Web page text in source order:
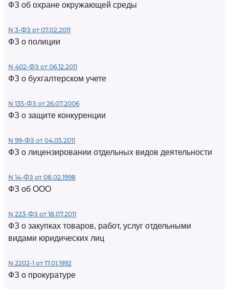
ФЗ об охране окружающей среды
N 3-ФЗ от 07.02.2011
ФЗ о полиции
N 402-ФЗ от 06.12.2011
ФЗ о бухгалтерском учете
N 135-ФЗ от 26.07.2006
ФЗ о защите конкуренции
N 99-ФЗ от 04.05.2011
ФЗ о лицензировании отдельных видов деятельности
N 14-ФЗ от 08.02.1998
ФЗ об ООО
N 223-ФЗ от 18.07.2011
ФЗ о закупках товаров, работ, услуг отдельными
видами юридических лиц
N 2202-1 от 17.01.1992
ФЗ о прокуратуре